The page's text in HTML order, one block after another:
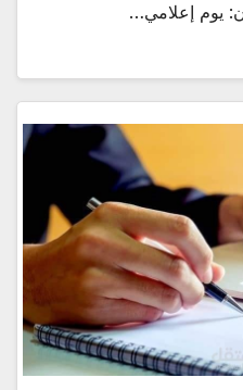
يوم إعلامي…